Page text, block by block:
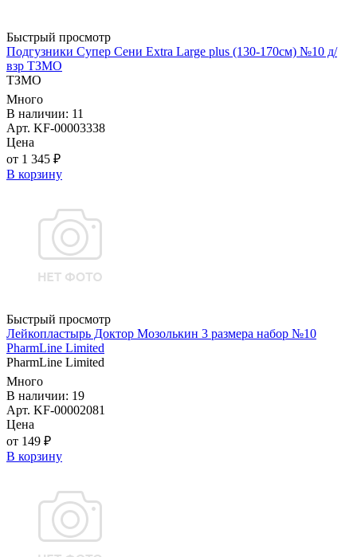
Быстрый просмотр
Подгузники Супер Сени Extra Large plus (130-170см) №10 д/
взр ТЗМО
ТЗМО
Много
В наличии: 11
Арт. KF-00003338
Цена
от 1 345 ₽
В корзину
Быстрый просмотр
Лейкопластырь Доктор Мозолькин 3 размера набор №10
PharmLine Limited
PharmLine Limited
Много
В наличии: 19
Арт. KF-00002081
Цена
от 149 ₽
В корзину